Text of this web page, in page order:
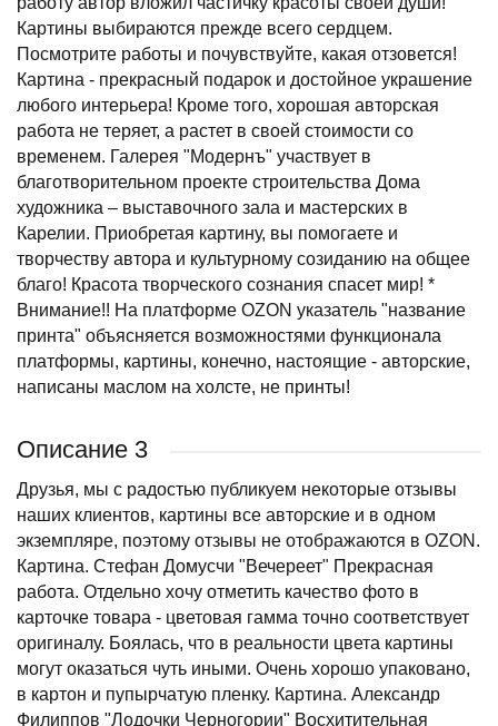
Картины выбираются прежде всего сердцем.
Посмотрите работы и почувствуйте, какая отзовется!
Картина - прекрасный подарок и достойное украшение
любого интерьера! Кроме того, хорошая авторская
работа не теряет, а растет в своей стоимости со
временем. Галерея "Модернъ" участвует в
благотворительном проекте строительства Дома
художника – выставочного зала и мастерских в
Карелии. Приобретая картину, вы помогаете и
творчеству автора и культурному созиданию на общее
благо! Красота творческого сознания спасет мир! *
Внимание!! На платформе OZON указатель "название
принта" объясняется возможностями функционала
платформы, картины, конечно, настоящие - авторские,
написаны маслом на холсте, не принты!
Описание 3
Друзья, мы с радостью публикуем некоторые отзывы
наших клиентов, картины все авторские и в одном
экземпляре, поэтому отзывы не отображаются в OZON.
Картина. Стефан Домусчи "Вечереет" Прекрасная
работа. Отдельно хочу отметить качество фото в
карточке товара - цветовая гамма точно соответствует
оригиналу. Боялась, что в реальности цвета картины
могут оказаться чуть иными. Очень хорошо упаковано,
в картон и пупырчатую пленку. Картина. Александр
Филиппов "Лодочки Черногории" Восхитительная